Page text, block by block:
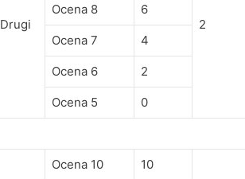
Drugi 2
Ocena 8 6
Ocena 7 4
Ocena 6 2
Ocena 5 0
Ocena 10 10